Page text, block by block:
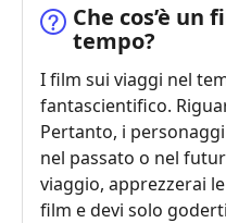
Che cos’è un
tempo?
I film sui viaggi nel
fantascientifico.
Pertanto, i
nel passato o nel
viaggio, apprezzerai
film e devi solo